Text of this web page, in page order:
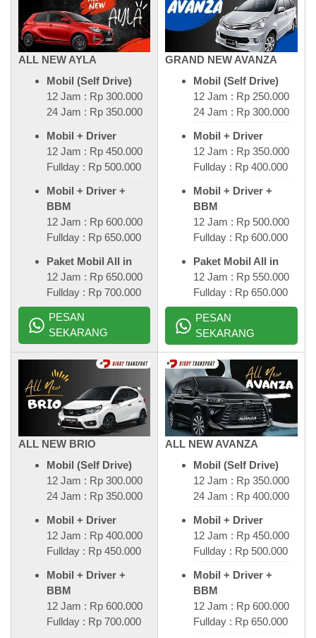
ALL NEW AYLA
Mobil (Self Drive)
12 Jam : Rp 300.000
24 Jam : Rp 350.000
Mobil + Driver
12 Jam : Rp 450.000
Fullday : Rp 500.000
Mobil + Driver +
BBM
12 Jam : Rp 600.000
Fullday : Rp 650.000
Paket Mobil All in
12 Jam : Rp 650.000
Fullday : Rp 700.000
PESAN
SEKARANG
GRAND NEW AVANZA
Mobil (Self Drive)
12 Jam : Rp 250.000
24 Jam : Rp 300.000
Mobil + Driver
12 Jam : Rp 350.000
Fullday : Rp 400.000
Mobil + Driver +
BBM
12 Jam : Rp 500.000
Fullday : Rp 600.000
Paket Mobil All in
12 Jam : Rp 550.000
Fullday : Rp 650.000
PESAN
SEKARANG
ALL NEW BRIO
Mobil (Self Drive)
12 Jam : Rp 300.000
24 Jam : Rp 350.000
Mobil + Driver
12 Jam : Rp 400.000
Fullday : Rp 450.000
Mobil + Driver +
BBM
12 Jam : Rp 600.000
Fullday : Rp 700.000
ALL NEW AVANZA
Mobil (Self Drive)
12 Jam : Rp 350.000
24 Jam : Rp 400.000
Mobil + Driver
12 Jam : Rp 450.000
Fullday : Rp 500.000
Mobil + Driver +
BBM
12 Jam : Rp 600.000
Fullday : Rp 650.000